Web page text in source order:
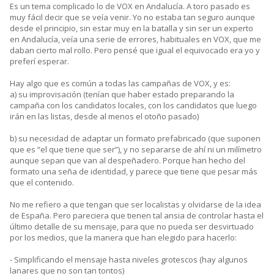
Es un tema complicado lo de VOX en Andalucía. A toro pasado es
muy fácil decir que se veía venir. Yo no estaba tan seguro aunque
desde el principio, sin estar muy en la batalla y sin ser un experto
en Andalucía, veía una serie de errores, habituales en VOX, que me
daban cierto mal rollo. Pero pensé que igual el equivocado era yo y
preferí esperar.
Hay algo que es común a todas las campañas de VOX, y es:
a) su improvisación (tenían que haber estado preparando la
campaña con los candidatos locales, con los candidatos que luego
irán en las listas, desde al menos el otoño pasado)
b) su necesidad de adaptar un formato prefabricado (que suponen
que es “el que tiene que ser”), y no separarse de ahí ni un milímetro
aunque sepan que van al despeñadero. Porque han hecho del
formato una seña de identidad, y parece que tiene que pesar más
que el contenido.
No me refiero a que tengan que ser localistas y olvidarse de la idea
de España. Pero pareciera que tienen tal ansia de controlar hasta el
último detalle de su mensaje, para que no pueda ser desvirtuado
por los medios, que la manera que han elegido para hacerlo:
- Simplificando el mensaje hasta niveles grotescos (hay algunos
lanares que no son tan tontos)